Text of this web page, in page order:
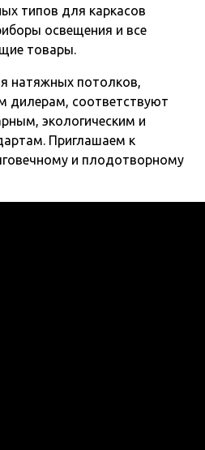
типов для каркасов
освещения и все
товары.
натяжных потолков,
дилерам, соответствуют
экологическим и
Приглашаем к
и плодотворному